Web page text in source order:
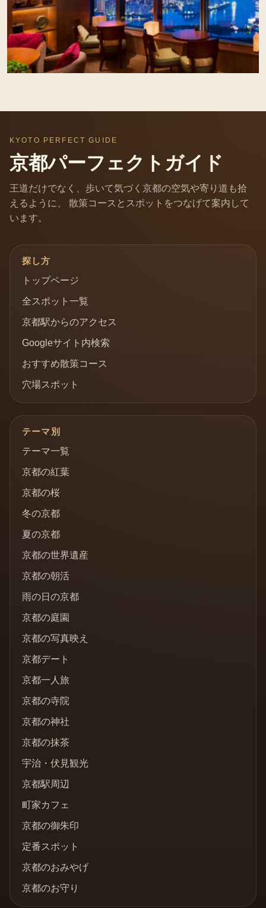
KYOTO PERFECT GUIDE
京都パーフェクトガイド
王道だけでなく、歩いて気づく京都の空気や寄り道も拾
えるように、 散策コースとスポットをつなげて案内して
います。
探し方
トップページ
全スポット一覧
京都駅からのアクセス
Googleサイト内検索
おすすめ散策コース
穴場スポット
テーマ別
テーマ一覧
京都の紅葉
京都の桜
冬の京都
夏の京都
京都の世界遺産
京都の朝活
雨の日の京都
京都の庭園
京都の写真映え
京都デート
京都一人旅
京都の寺院
京都の神社
京都の抹茶
宇治・伏見観光
京都駅周辺
町家カフェ
京都の御朱印
定番スポット
京都のおみやげ
京都のお守り